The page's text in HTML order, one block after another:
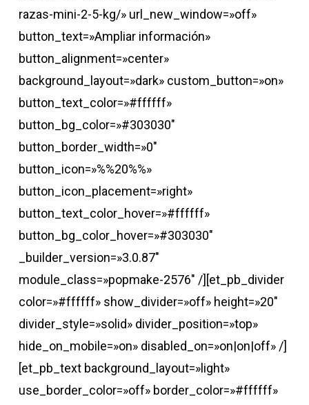
razas-mini-2-5-kg/» url_new_window=»off»
button_text=»Ampliar información»
button_alignment=»center»
background_layout=»dark» custom_button=»on»
button_text_color=»#ffffff»
button_bg_color=»#303030″
button_border_width=»0″
button_icon=»%%20%%»
button_icon_placement=»right»
button_text_color_hover=»#ffffff»
button_bg_color_hover=»#303030″
_builder_version=»3.0.87″
module_class=»popmake-2576″ /][et_pb_divider
color=»#ffffff» show_divider=»off» height=»20″
divider_style=»solid» divider_position=»top»
hide_on_mobile=»on» disabled_on=»on|on|off» /]
[et_pb_text background_layout=»light»
use_border_color=»off» border_color=»#ffffff»